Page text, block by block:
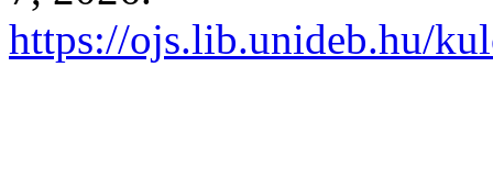
https://ojs.lib.unideb.hu/